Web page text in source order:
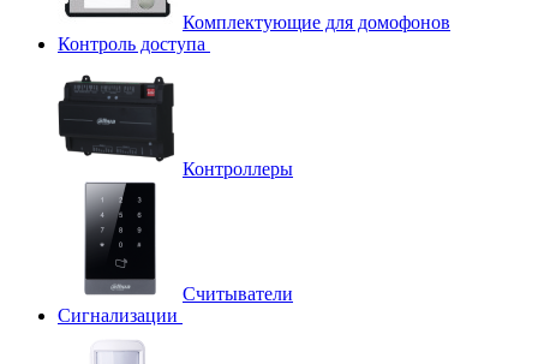
Комплектующие для домофонов
Контроль доступа
Контроллеры
Считыватели
Сигнализации